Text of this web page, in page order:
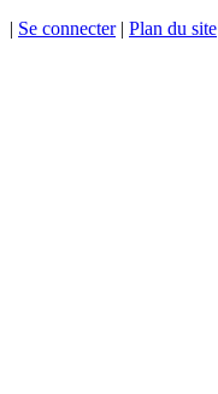
| Se connecter| Plan du site